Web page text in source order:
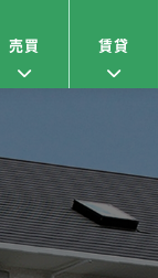
売買 賃貸